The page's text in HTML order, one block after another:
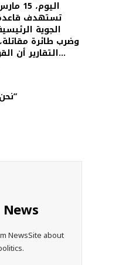
تستهدف
الجوية
وضرب طائرة
التقارير أن القوات الأمريكية…
“نحن بلد القصص”
NewsSite about